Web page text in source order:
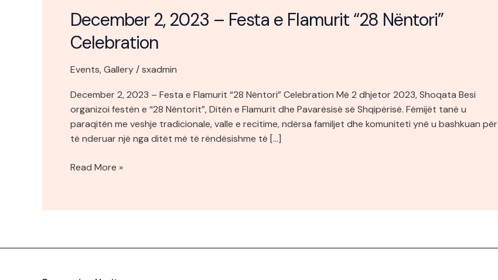
December 2, 2023 – Festa e Flamurit “28 Nëntori”
Celebration
Events,Gallery /sxadmin
December 2, 2023 – Festa e Flamurit “28 Nëntori” Celebration Më 2 dhjetor 2023, Shoqata Besi
organizoi festën e “28 Nëntorit”, Ditën e Flamurit dhe Pavarësisë së Shqipërisë. Fëmijët tanë u
paraqitën me veshje tradicionale, valle e recitime, ndërsa familjet dhe komuniteti ynë u bashkuan për
të nderuar një nga ditët më të rëndësishme të […]
Read More »